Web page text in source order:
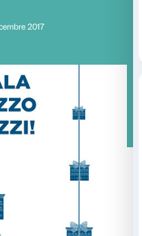
e la
il 04 dicembre 2017